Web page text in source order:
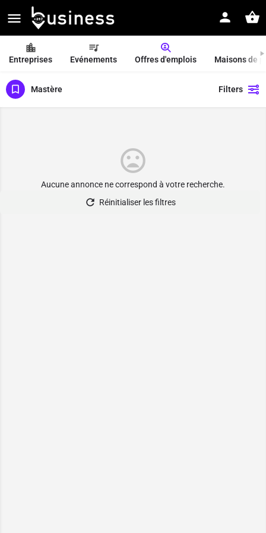
Entreprises Evénements Offres d'emplois Maisons de
Mastère Filters
Aucune annonce ne correspond à votre recherche.
Réinitialiser les filtres